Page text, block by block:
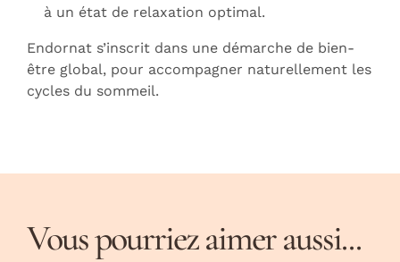
à un état de relaxation optimal.
Endornat s’inscrit dans une démarche de bien-
être global, pour accompagner naturellement les
cycles du sommeil.
Vous pourriez aimer aussi...